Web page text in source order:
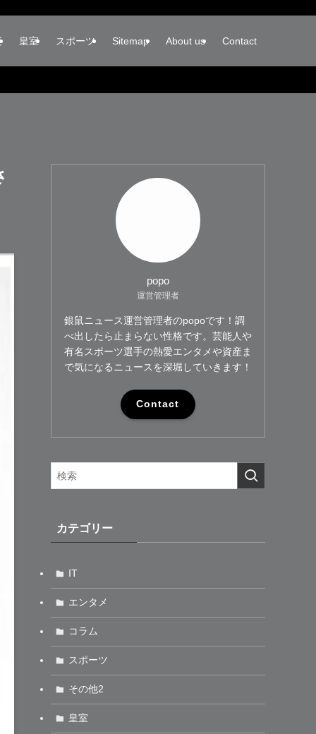
皇室 スポーツ Sitemap About us Contact
popo
運営管理者
銀鼠ニュース運営管理者のpopoです！調
べ出したら止まらない性格です。芸能人や
有名スポーツ選手の熱愛エンタメや資産ま
で気になるニュースを深堀していきます！
Contact
カテゴリー
IT
エンタメ
コラム
スポーツ
その他2
皇室